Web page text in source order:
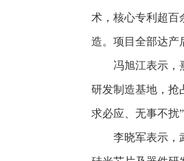
术，核心专利超百
造。项目全部达产
冯旭江表示，
研发制造基地，抢
求必应、无事不扰
李晓军表示，